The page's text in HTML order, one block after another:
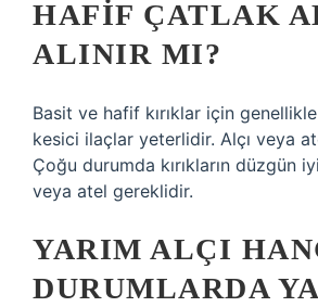
HAFIF ÇATLAK
ALINIR MI?
Basit ve hafif kırıklar için
kesici ilaçlar yeterlidir. Alçı veya
Çoğu durumda kırıkların düzgün
veya atel gereklidir.
YARIM ALÇI
DURUMLARDA